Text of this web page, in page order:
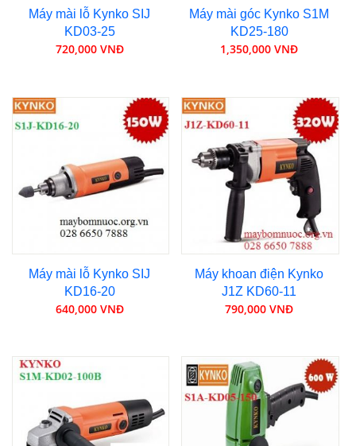
Máy mài lỗ Kynko SIJ
KD03-25
720,000 VNĐ
Máy mài góc Kynko S1M
KD25-180
1,350,000 VNĐ
Máy mài lỗ Kynko SIJ
KD16-20
640,000 VNĐ
Máy khoan điện Kynko
J1Z KD60-11
790,000 VNĐ